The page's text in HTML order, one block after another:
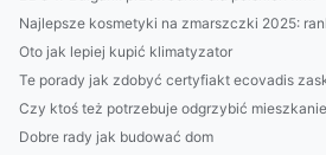
Najlepsze kosmetyki na zmarszczki 2025:
Oto jak lepiej kupić klimatyzator
Te porady jak zdobyć certyfiakt ecovadis
Czy ktoś też potrzebuje odgrzybić
Dobre rady jak budować dom